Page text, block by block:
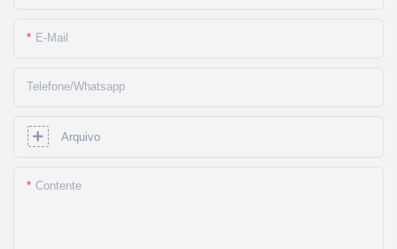
E-Mail
Telefone/whatsapp
Arquivo
Contente